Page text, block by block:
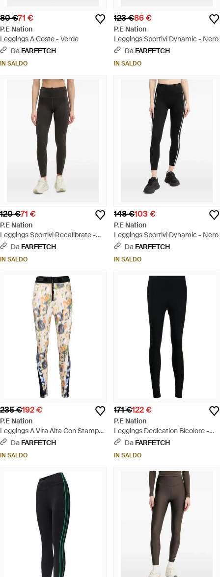
80 €71 €
P.E Nation
Leggings A Coste - Verde
Da FARFETCH
IN SALDO
123 €86 €
P.E Nation
Leggings Sportivi Dynamic - Nero
Da FARFETCH
IN SALDO
120 €71 €
P.E Nation
Leggings Sportivi Recalibrate -
NeroDa FARFETCH
IN SALDO
148 €103 €
P.E Nation
Leggings Sportivi Dynamic - Nero
Da FARFETCH
IN SALDO
235 €192 €
P.E Nation
Leggings A Vita Alta Con Stampa
Grafica - Neutro
Da FARFETCH
IN SALDO
171 €122 €
P.E Nation
Leggings Dedication Bicolore -
NeroDa FARFETCH
IN SALDO